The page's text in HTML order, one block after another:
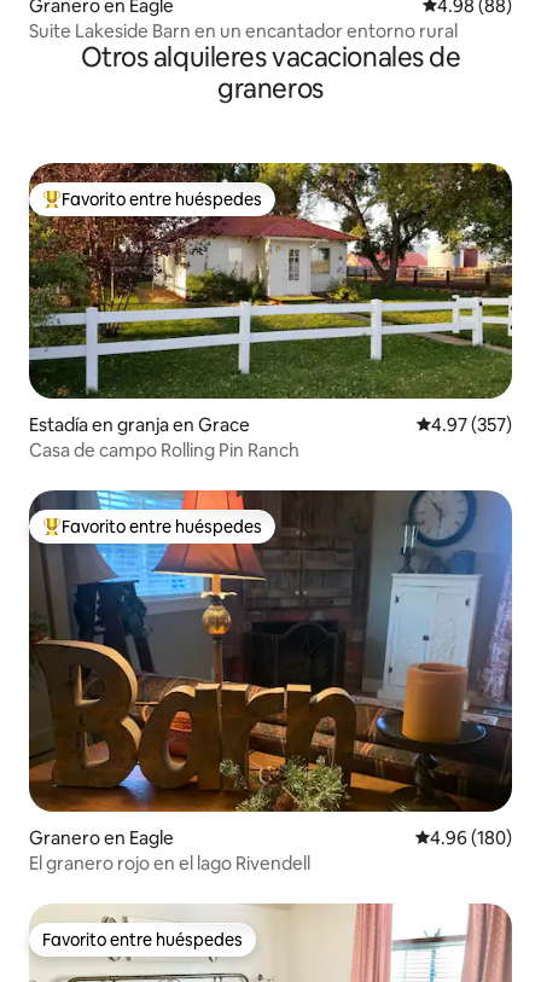
Granero en Eagle Calificación
4.98 (88)
Suite Lakeside Barn en un encantador entorno rural
Otros alquileres vacacionales de
graneros
Favorito entre huéspedes preferido
Favorito entre huéspedes
Estadía en granja en Grace Calificación
4.97 (357)
Casa de campo Rolling Pin Ranch
Favorito entre huéspedes preferido
Favorito entre huéspedes
Granero en Eagle Calificación
4.96 (180)
El granero rojo en el lago Rivendell
Favorito entre huéspedes
Favorito entre huéspedes